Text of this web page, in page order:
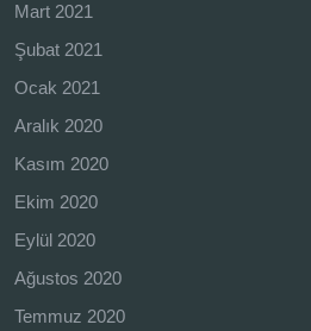
Mart 2021
Şubat 2021
Ocak 2021
Aralık 2020
Kasım 2020
Ekim 2020
Eylül 2020
Ağustos 2020
Temmuz 2020